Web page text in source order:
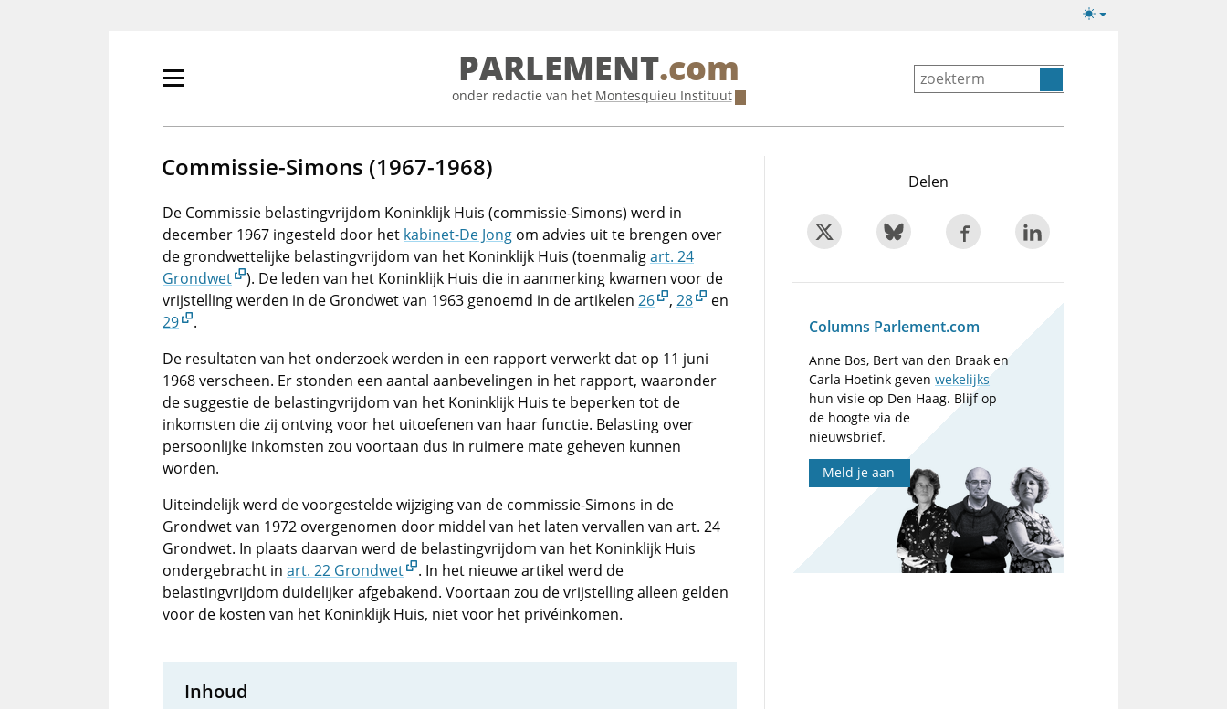
Lichte/donkere
Primair
tonen/verbergen
PARLEMENT.com
onder redactie van het Montesquieu Instituut
Commissie-Simons (1967-1968)
De Commissie belastingvrijdom Koninklijk Huis (commissie-Simons) werd in
december 1967 ingesteld door het kabinet-De Jong om advies uit te brengen over
de grondwettelijke belastingvrijdom van het Koninklijk Huis (toenmaligart. 24
Grondwet
). De leden van het Koninklijk Huis die in aanmerking kwamen voor de
vrijstelling werden in de Grondwet van 1963 genoemd in de artikelen 26 , 28
en
29
.
De resultaten van het onderzoek werden in een rapport verwerkt dat op 11 juni
1968 verscheen. Er stonden een aantal aanbevelingen in het rapport, waaronder
de suggestie de belastingvrijdom van het Koninklijk Huis te beperken tot de
inkomsten die zij ontving voor het uitoefenen van haar functie. Belasting over
persoonlijke inkomsten zou voortaan dus in ruimere mate geheven kunnen
worden.
Uiteindelijk werd de voorgestelde wijziging van de commissie-Simons in de
Grondwet van 1972 overgenomen door middel van het laten vervallen van art. 24
Grondwet. In plaats daarvan werd de belastingvrijdom van het Koninklijk Huis
ondergebracht in art. 22 Grondwet
. In het nieuwe artikel werd de
belastingvrijdom duidelijker afgebakend. Voortaan zou de vrijstelling alleen gelden
voor de kosten van het Koninklijk Huis, niet voor het privéinkomen.
Inhoud
Delen
Columns Parlement.com
Anne Bos, Bert van den Braak en
Carla Hoetink gevenwekelijks
hun visie op Den Haag. Blijf op
de hoogte via de
nieuwsbrief.
Meld je aan